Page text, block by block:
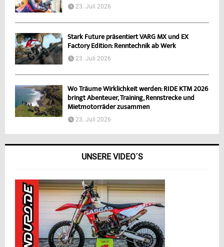
23. Juli 2026
Stark Future präsentiert VARG MX und EX
Factory Edition: Renntechnik ab Werk
23. Juli 2026
Wo Träume Wirklichkeit werden: RIDE KTM 2026
bringt Abenteuer, Training, Rennstrecke und
Mietmotorräder zusammen
23. Juli 2026
UNSERE VIDEO´S